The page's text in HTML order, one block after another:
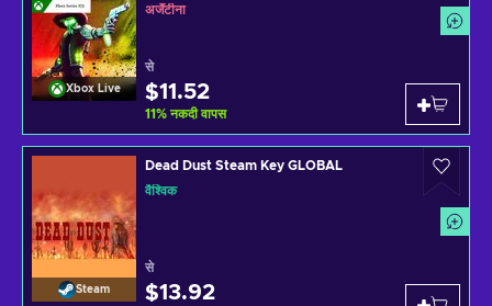
Xbox Live
अर्जेंटीना
से
$11.52
11% नकदी वापस
Steam
Dead Dust Steam Key GLOBAL
वैश्विक
से
$13.92